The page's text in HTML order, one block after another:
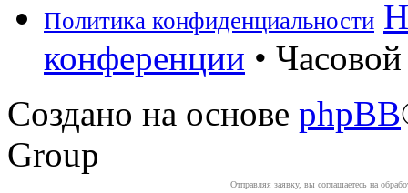
Политика конфиденциальности
конференции •
Создано на основе phpBB
Group
Отправляя заявку, вы соглашаетесь на